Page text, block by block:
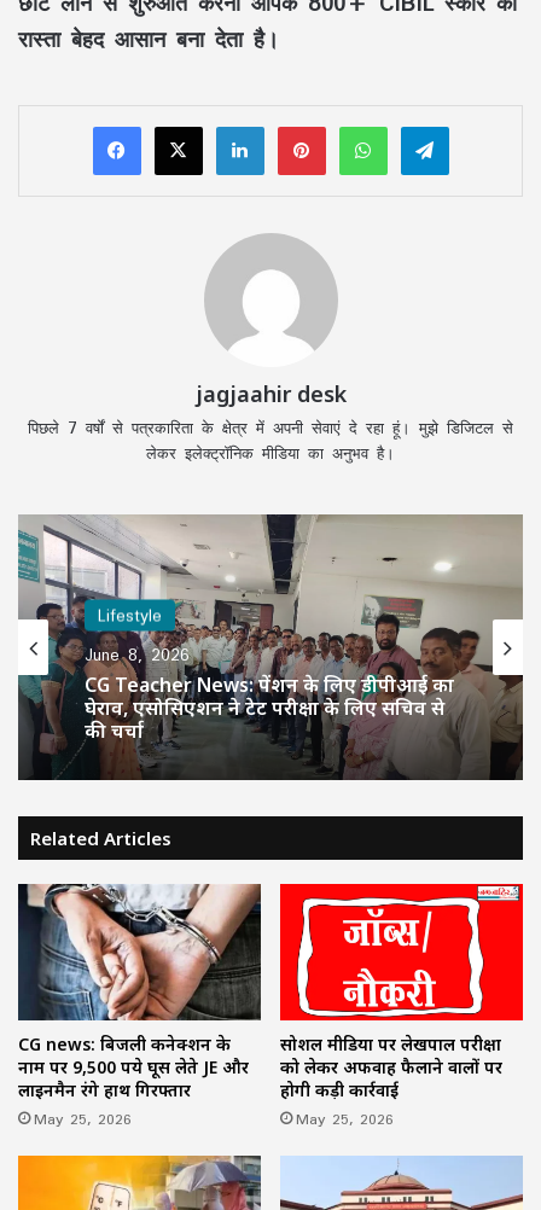
रास्ता बेहद आसान बना देता है।
LinkedInPinterestWhatsAppTelegram
jagjaahir desk
पिछले 7 वर्षों से पत्रकारिता के क्षेत्र में अपनी सेवाएं दे रहा हूं। मुझे डिजिटल से
लेकर इलेक्ट्रॉनिक मीडिया का अनुभव है।
Lifestyle
June 8, 2026
CG Teacher News: पेंशन के लिए डीपीआई का
घेराव, एसोसिएशन ने टेट परीक्षा के लिए सचिव से
की चर्चा
Related Articles
CG news: बिजली कनेक्शन के
नाम पर 9,500 रुपये घूस लेते JE और
लाइनमैन रंगे हाथ गिरफ्तार
May 25, 2026
सोशल मीडिया पर लेखपाल परीक्षा
को लेकर अफवाह फैलाने वालों पर
होगी कड़ी कार्रवाई
May 25, 2026